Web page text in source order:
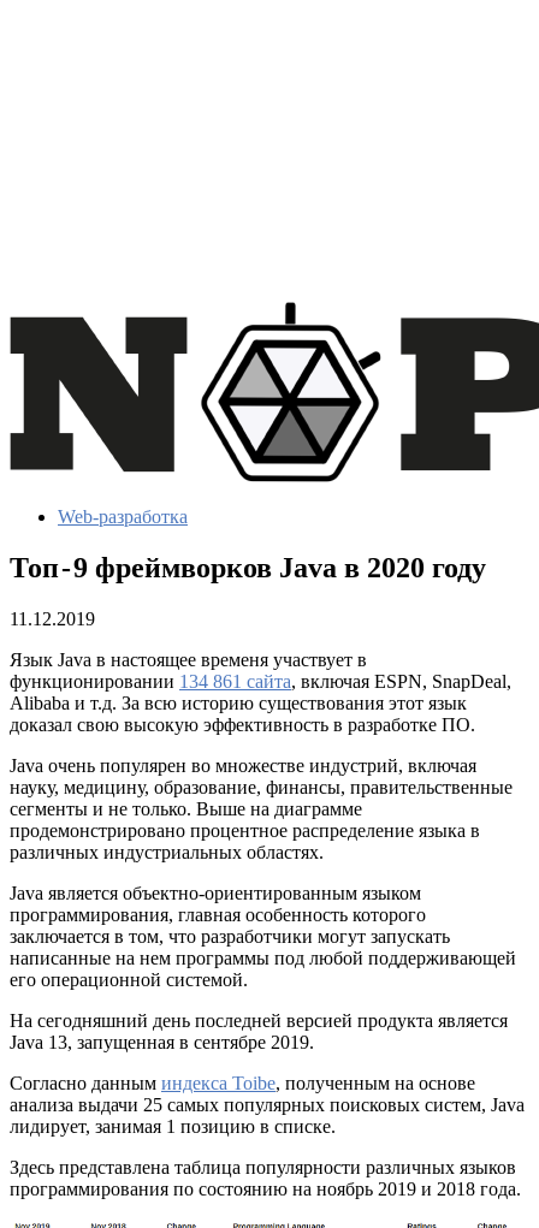
Web-разработка
Топ - 9 фреймворков Java в 2020 году
11.12.2019
Язык Java в настоящее временя участвует в
функционировании 134 861 сайта, включая ESPN, SnapDeal,
Alibaba и т.д. За всю историю существования этот язык
доказал свою высокую эффективность в разработке ПО.
Java очень популярен во множестве индустрий, включая
науку, медицину, образование, финансы, правительственные
сегменты и не только. Выше на диаграмме
продемонстрировано процентное распределение языка в
различных индустриальных областях.
Java является объектно-ориентированным языком
программирования, главная особенность которого
заключается в том, что разработчики могут запускать
написанные на нем программы под любой поддерживающей
его операционной системой.
На сегодняшний день последней версией продукта является
Java 13, запущенная в сентябре 2019.
Согласно данным индекса Toibe, полученным на основе
анализа выдачи 25 самых популярных поисковых систем, Java
лидирует, занимая 1 позицию в списке.
Здесь представлена таблица популярности различных языков
программирования по состоянию на ноябрь 2019 и 2018 года.